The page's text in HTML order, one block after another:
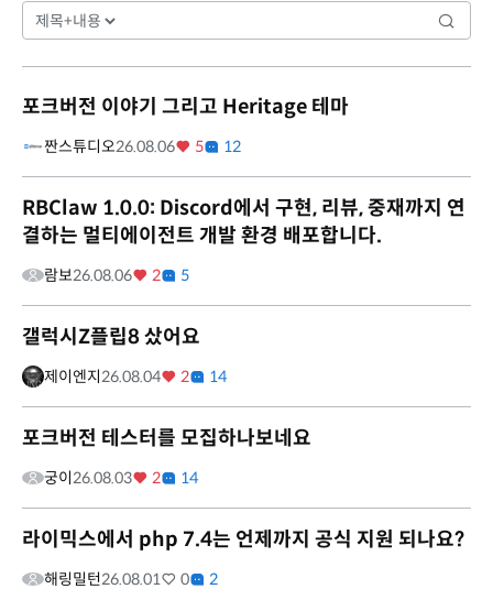
포크버전 이야기 그리고 Heritage 테마
짠스튜디오26.08.06 5 12
RBClaw 1.0.0: Discord에서 구현, 리뷰, 중재까지 연
결하는 멀티에이전트 개발 환경 배포합니다.
람보26.08.06 2 5
갤럭시Z플립8 샀어요
제이엔지26.08.04 2 14
포크버전 테스터를 모집하나보네요
궁이26.08.03 2 14
라이믹스에서 php 7.4는 언제까지 공식 지원 되나요?
해링밀턴26.08.01 0 2